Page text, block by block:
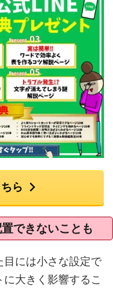
ら
できないことも
目には小さな設定で
大きく影響するこ